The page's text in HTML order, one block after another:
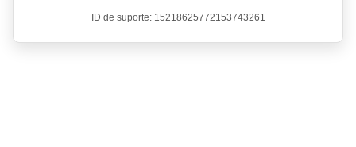
ID de suporte: 15218625772153743261